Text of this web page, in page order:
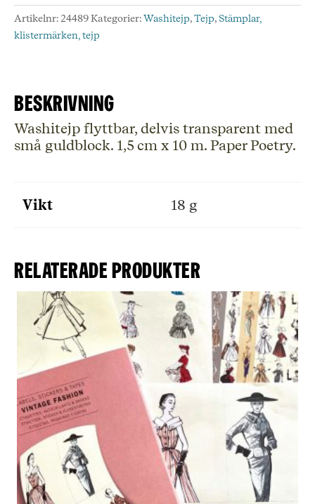
Tape
-
Hot
Artikelnr: 24489Kategorier:Washitejp,Tejp,Stämplar,
klistermärken, tejp
Beskrivning
Washitejp flyttbar, delvis transparent med
små guldblock. 1,5 cm x 10 m. Paper Poetry.
Vikt 18 g
Relaterade produkter